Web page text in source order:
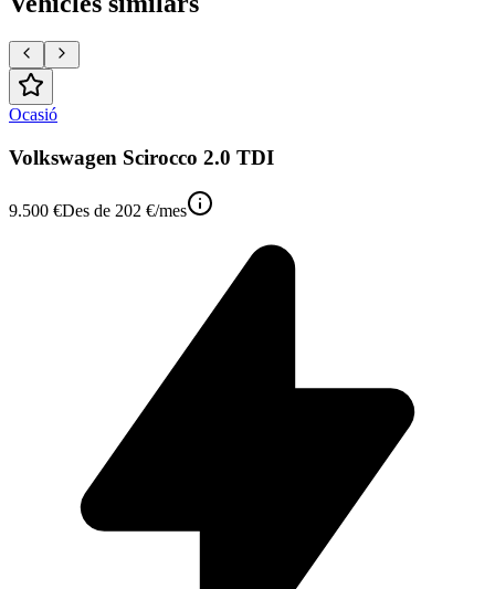
Ocasió
Volkswagen Scirocco 2.0 TDI
9.500 €Des de 202 €/mes